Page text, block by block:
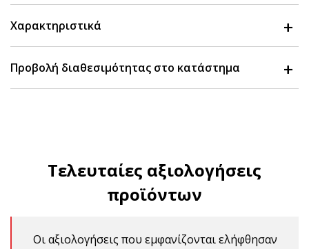
Χαρακτηριστικά
Προβολή διαθεσιμότητας στο κατάστημα
Τελευταίες αξιολογήσεις
προϊόντων
Οι αξιολογήσεις που εμφανίζονται ελήφθησαν